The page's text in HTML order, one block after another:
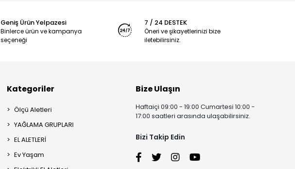
Geniş Ürün Yelpazesi
Binlerce ürün ve kampanya
seçeneği
7 / 24 DESTEK
Öneri ve şikayetlerinizi bize
iletebilirsiniz.
Kategoriler
Ölçü Aletleri
YAĞLAMA GRUPLARI
EL ALETLERİ
Ev Yaşam
Bize Ulaşın
Haftaiçi 09:00 - 19:00 Cumartesi 10:00 -
17:00 saatleri arasında ulaşabilirsiniz.
Bizi Takip Edin